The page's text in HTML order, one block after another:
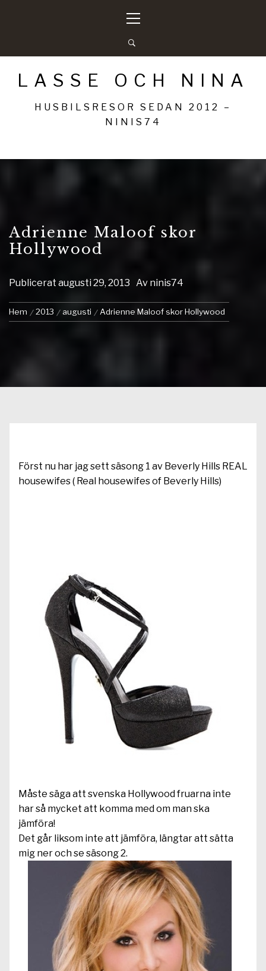
meny
LASSE OCH NINA
HUSBILSRESOR SEDAN 2012 –
NINIS74
Adrienne Maloof skor
Hollywood
Publicerat augusti 29, 2013 Av ninis74
Hem 2013 augusti Adrienne Maloof skor Hollywood
Först nu har jag sett säsong 1 av Beverly Hills REAL
housewifes ( Real housewifes of Beverly Hills)
Måste säga att svenska Hollywood fruarna inte
har så mycket att komma med om man ska
jämföra!
Det går liksom inte att jämföra, längtar att sätta
mig ner och se säsong 2.